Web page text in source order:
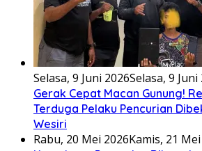
Selasa, 9 Juni 2026Selasa, 9 Juni
Gerak Cepat Macan Gunung!
Terduga Pelaku Pencurian
Wesiri
Rabu, 20 Mei 2026Kamis, 21